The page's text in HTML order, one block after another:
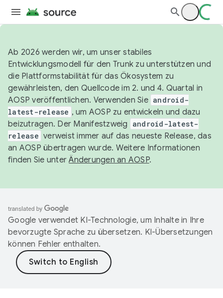
Ab 2026 werden wir, um unser stabiles
Entwicklungsmodell für den Trunk zu unterstützen und
die Plattformstabilität für das Ökosystem zu
gewährleisten, den Quellcode im 2. und 4. Quartal in
AOSP veröffentlichen. Verwenden Sie android-
latest-release , um AOSP zu entwickeln und dazu
beizutragen. Der Manifestzweig
android-latest-
release verweist immer auf das neueste Release, das
an AOSP übertragen wurde. Weitere Informationen
finden Sie unterÄnderungen an AOSP.
Google verwendet KI-Technologie, um Inhalte in Ihre
bevorzugte Sprache zu übersetzen. KI-Übersetzungen
können Fehler enthalten.